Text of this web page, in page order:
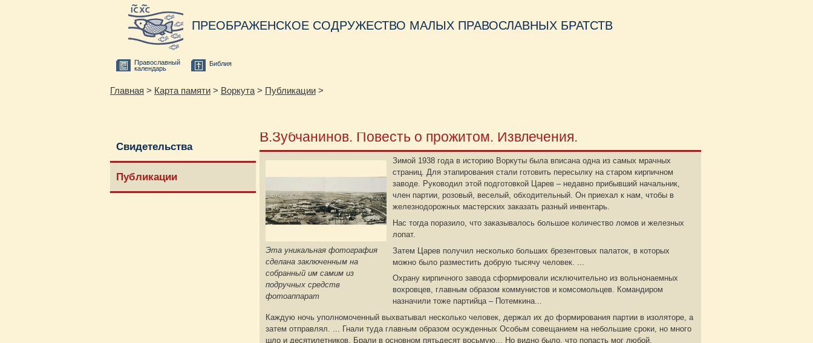
ПРЕОБРАЖЕНСКОЕ СОДРУЖЕСТВО МАЛЫХ ПРАВОСЛАВНЫХ БРАТСТВ
Православный
календарь
Библия
Главная > Карта памяти > Воркута > Публикации >
Свидетельства
Публикации
В.Зубчанинов. Повесть о прожитом. Извлечения.
Эта уникальная фотография
сделана заключенным на
собранный им самим из
подручных средств
фотоаппарат
Зимой 1938 года в историю Воркуты была вписана одна из самых мрачных
страниц. Для этапирования стали готовить пересылку на старом кирпичном
заводе. Руководил этой подготовкой Царев – недавно прибывший начальник,
член партии, розовый, веселый, обходительный. Он приехал к нам, чтобы в
железнодорожных мастерских заказать разный инвентарь.
Нас тогда поразило, что заказывалось большое количество ломов и железных
лопат.
Затем Царев получил несколько больших брезентовых палаток, в которых
можно было разместить добрую тысячу человек. ...
Охрану кирпичного завода сформировали исключительно из вольнонаемных
вохровцев, главным образом коммунистов и комсомольцев. Командиром
назначили тоже партийца – Потемкина...
Каждую ночь уполномоченный выхватывал несколько человек, держал их до формирования партии в изоляторе, а
затем отправлял. ... Гнали туда главным образом осужденных Особым совещанием на небольшие сроки, но много
шло и десятилетников. Брали в основном пятьдесят восьмую... Но видно было, что попасть мог любой.